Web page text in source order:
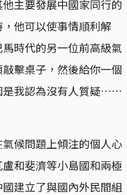
主要發展中國家同行的
他可以使事情順利解
時代的另一位前高級氣
擊桌子，然後給你一個
是我認為沒有人質疑……
候問題上傾注的個人心
和斐濟等小島國和兩極
建立了與國內外民間組